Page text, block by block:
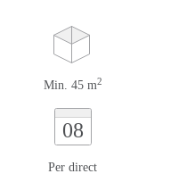
Min. 45 m2
08
Per direct